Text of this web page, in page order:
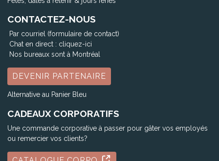
CONTACTEZ-NOUS
Par courriel (formulaire de contact)
Chat en direct : cliquez-ici
Nos bureaux sont à Montréal
DEVENIR PARTENAIRE
Alternative au Panier Bleu
CADEAUX CORPORATIFS
Une commande corporative à passer pour gâter vos employés
ou remercier vos clients?